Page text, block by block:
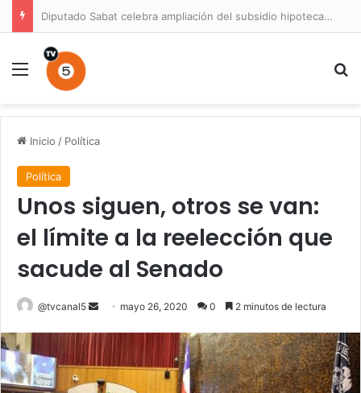
Diputado Sabat celebra ampliación del subsidio hipotecario con viviendas de hasta 6.000 UF
Menú
Inicio / Política
Política
Unos siguen, otros se van:
el límite a la reelección que
sacude al Senado
@tvcanal5
Send
email
mayo 26, 2020 0 2 minutos de lectura